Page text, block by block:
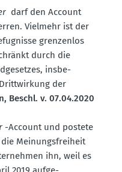
darf den Account
Vielmehr ist der
grenzenlos
durch die
insbe­
der
Beschl. v. 07.04.2020
-Account und postete
Meinungs­freiheit
ihn, weil es